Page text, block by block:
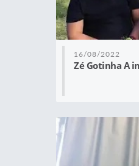
16/08/2022
Zé Gotinha A